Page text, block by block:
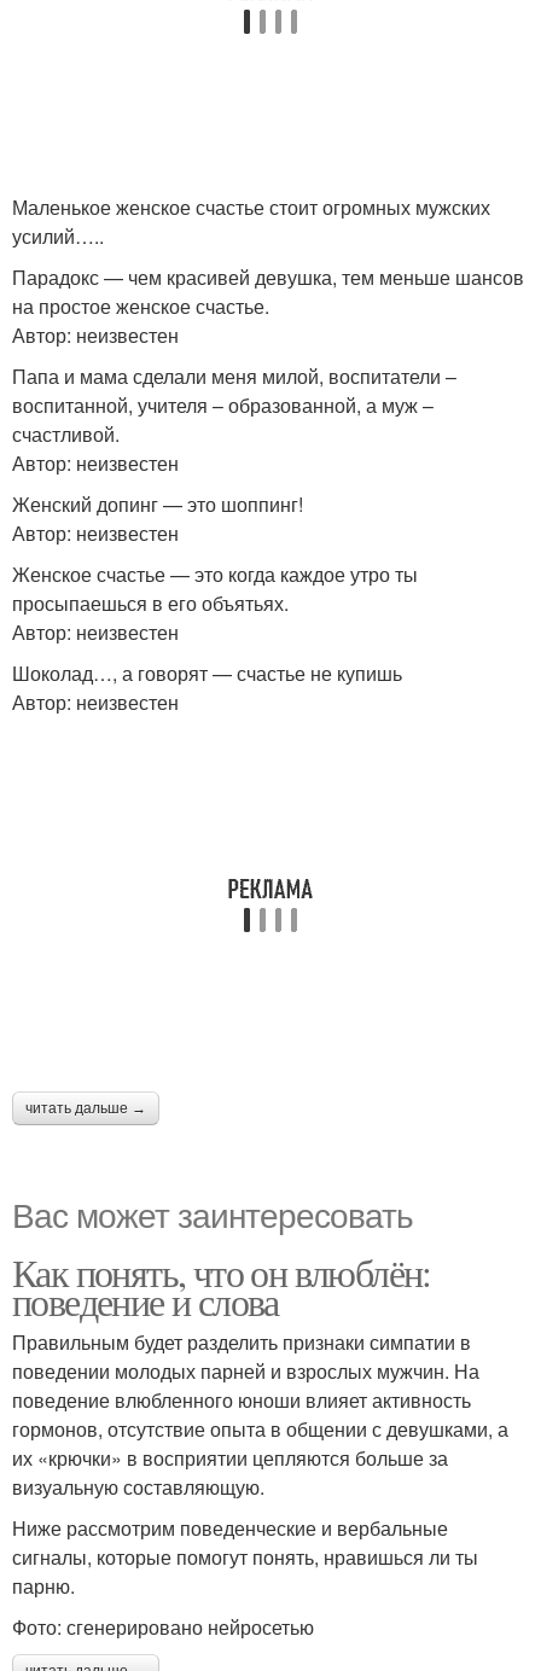
Маленькое женское счастье стоит огромных мужских
усилий…..
Парадокс — чем красивей девушка, тем меньше шансов
на простое женское счастье.
Автор: неизвестен
Папа и мама сделали меня милой, воспитатели –
воспитанной, учителя – образованной, а муж –
счастливой.
Автор: неизвестен
Женский допинг — это шоппинг!
Автор: неизвестен
Женское счастье — это когда каждое утро ты
просыпаешься в его объятьях.
Автор: неизвестен
Шоколад…, а говорят — счастье не купишь
Автор: неизвестен
читать дальше →
Вас может заинтересовать
Как понять, что он влюблён:
поведение и слова
Правильным будет разделить признаки симпатии в
поведении молодых парней и взрослых мужчин. На
поведение влюбленного юноши влияет активность
гормонов, отсутствие опыта в общении с девушками, а
их «крючки» в восприятии цепляются больше за
визуальную составляющую.
Ниже рассмотрим поведенческие и вербальные
сигналы, которые помогут понять, нравишься ли ты
парню.
Фото: сгенерировано нейросетью